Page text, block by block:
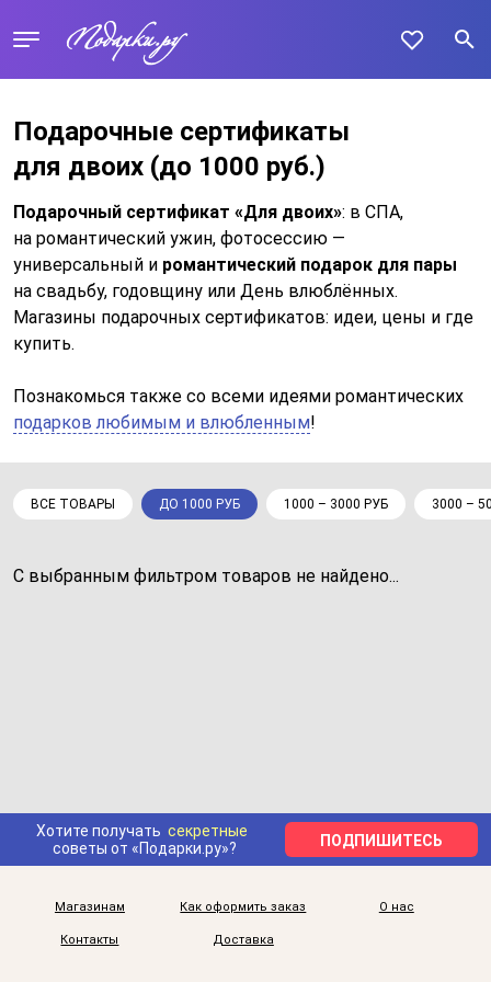
Подарочные сертификаты
для двоих (до 1000 руб.)
Подарочный сертификат «Для двоих»: в СПА,
на романтический ужин, фотосессию —
универсальный и романтический подарок для пары
на свадьбу, годовщину или День влюблённых.
Магазины подарочных сертификатов: идеи, цены и где
купить.
Познакомься также со всеми идеями романтических
подарков любимым и влюбленным!
ВСЕ ТОВАРЫ ДО 1000 РУБ 1000 – 3000 РУБ 3000 –
С выбранным фильтром товаров не найдено...
Хотите получать секретные
советы от «Подарки.ру»?
ПОДПИШИТЕСЬ
Магазинам Как оформить заказ О нас
Контакты Доставка